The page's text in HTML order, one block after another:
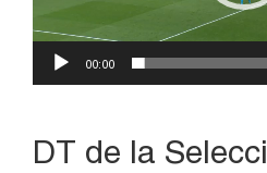
00:00
DT de la